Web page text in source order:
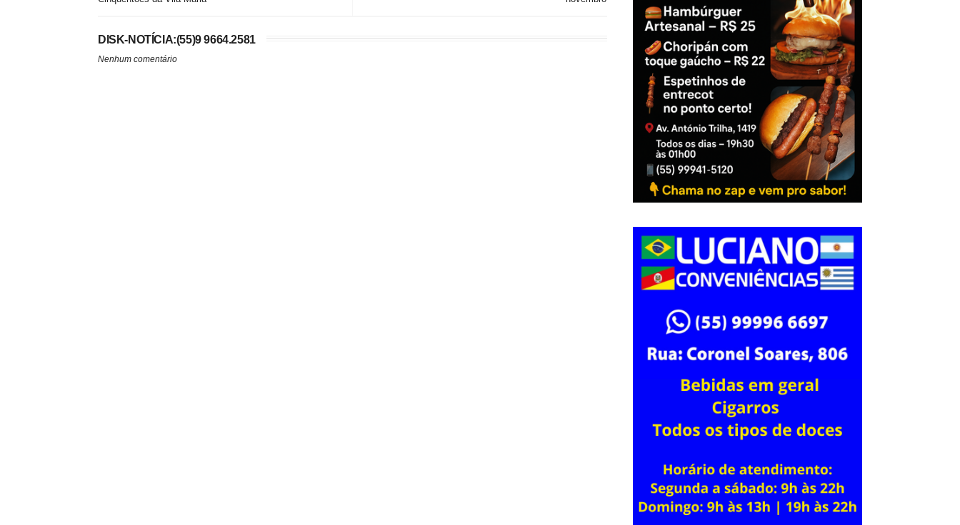
DISK-NOTÍCIA:(55)9 9664.2581
Nenhum comentário